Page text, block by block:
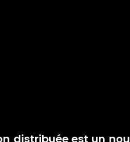
distribuée est un